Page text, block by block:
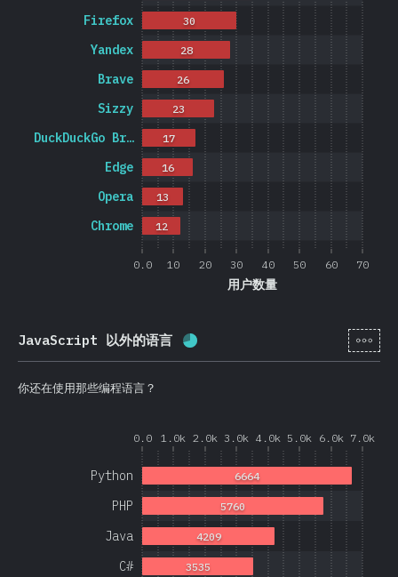
0.0 10 20 30 40 50 60 70
用户数量
Chrome
Opera
Edge
DuckDuckGo Br…
Sizzy
Brave
Yandex
Firefox
12
13
16
17
23
26
28
30
JavaScript 以外的语言 完成率: [zh-
你还在使用那些编程语言？
0.0 1.0k 2.0k 3.0k 4.0k 5.0k 6.0k 7.0k
C#
Java
PHP
Python
3535
4209
5760
6664